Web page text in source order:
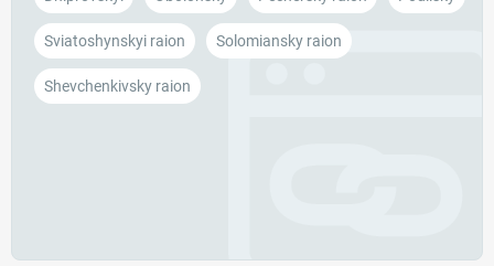
Sviatoshynskyi raion Solomiansky raion
Shevchenkivsky raion